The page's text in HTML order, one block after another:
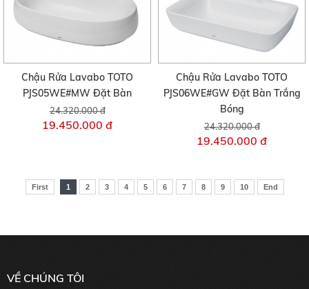
Chậu Rửa Lavabo TOTO
PJS05WE#MW Đặt Bàn
24.320.000 đ
19.450.000 đ
Chậu Rửa Lavabo TOTO
PJS06WE#GW Đặt Bàn Trắng
Bóng
24.320.000 đ
19.450.000 đ
First 1 2 3 4 5 6 7 8 9 10 End
VỀ CHÚNG TÔI